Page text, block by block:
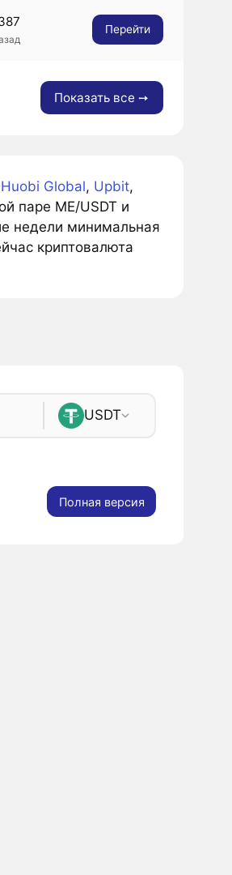
Перейти
Показать все ➙
Huobi Global, Upbit,
паре ME/USDT и
недели минимальная
криптовалюта
USDT
Полная версия